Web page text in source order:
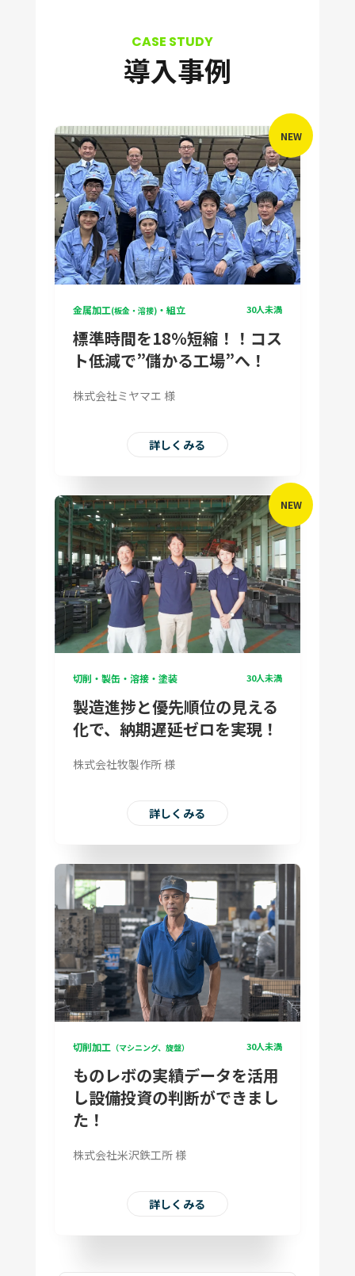
導入事例
NEW
金属加工(板金・溶接)・組立 30人未満
標準時間を18％短縮！！コス
ト低減で”儲かる工場”へ！
株式会社ミヤマエ 様
詳しくみる
NEW
切削・製缶・溶接・塗装 30人未満
製造進捗と優先順位の見える
化で、納期遅延ゼロを実現！
株式会社牧製作所 様
詳しくみる
切削加工（マシニング、旋盤） 30人未満
ものレボの実績データを活用
し設備投資の判断ができまし
た！
株式会社米沢鉄工所 様
詳しくみる